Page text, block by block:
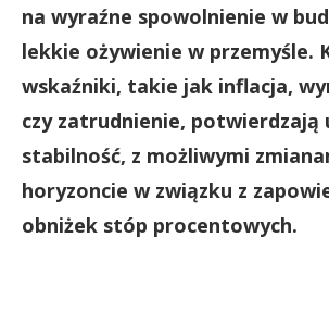
na wyraźne spowolnienie w
lekkie ożywienie w przemyśle.
wskaźniki, takie jak inflacja,
czy zatrudnienie, potwierdzają
stabilność, z możliwymi
horyzoncie w związku z
obniżek stóp procentowych.